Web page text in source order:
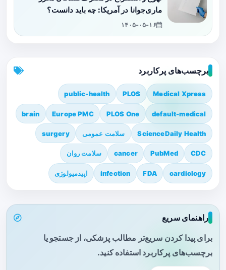
ماری‌جوانا در آمریکا: چه باید دانست؟
۱۴۰۵-۰۵-۱۶
برچسب‌های پرکاربرد
Medical Xpress
PLOS
public-health
default-medical
PLOS One
Europe PMC
brain
ScienceDaily Health سلامت عمومی surgery
CDC
PubMed
cancer سلامت روان
cardiology
FDA
infection اپیدمیولوژی
راهنمای سریع
برای پیدا کردن سریع‌تر مطالب پزشکی، از جستجو یا
برچسب‌های پرکاربرد استفاده کنید.